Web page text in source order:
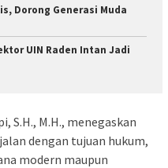
Dorong Generasi Muda
UIN Raden Intan Jadi
S.H., M.H., menegaskan
dengan tujuan hukum,
modern maupun